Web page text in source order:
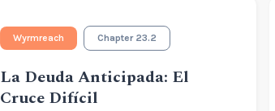
Wyrmreach Chapter 23.2
La Deuda Anticipada: El
Cruce Difícil